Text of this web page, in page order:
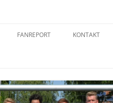
Inhalt
FANREPORT KONTAKT